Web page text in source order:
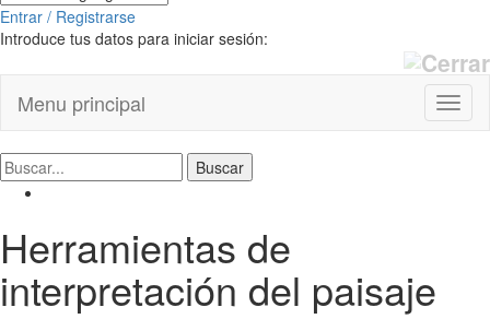
Entrar / Registrarse
Introduce tus datos para iniciar sesión:
Menu principal
Herramientas de
interpretación del paisaje